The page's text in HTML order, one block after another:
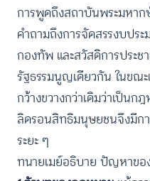
การพูดถึงสถาบันพระมหาก
คำถามถึงการจัดสรรงบปร
กองทัพ และสวัสดิการประ
รัฐธรรมนูญเดียวกัน ในขณ
กว้างขวางกว่าเดิมว่าเป็น
ลิดรอนสิทธิมนุษยชนจึงมีก
ระยะ ๆ
ทนายเมย์อธิบาย ปัญหาของ